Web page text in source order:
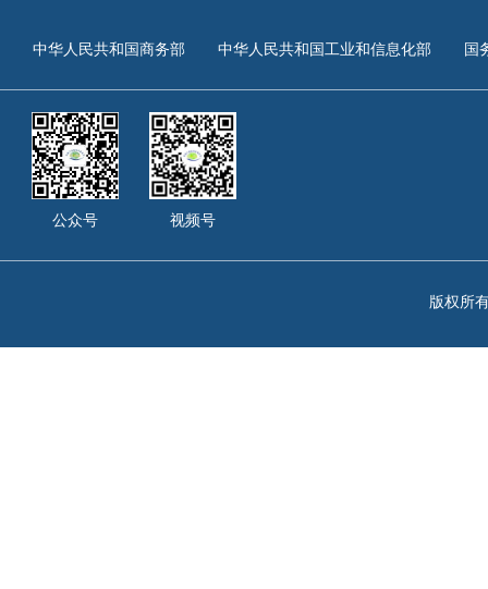
中华人民共和国商务部 中华人民共和国工业和信息化部 国
公众号 视频号
版权所